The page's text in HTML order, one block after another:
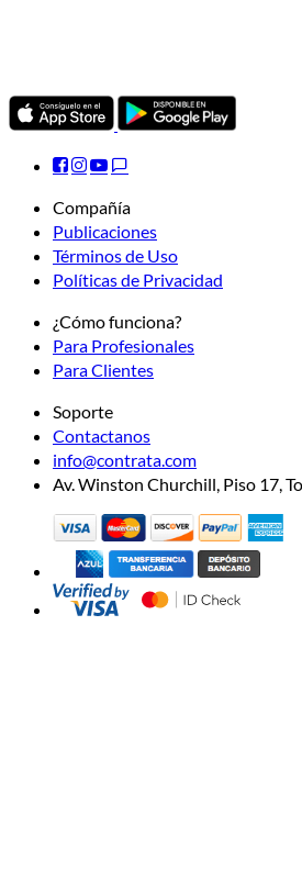
Compañía
Publicaciones
Términos de Uso
Políticas de Privacidad
¿Cómo funciona?
Para Profesionales
Para Clientes
Soporte
Contactanos
info@contrata.com
Av. Winston Churchill, Piso 17,